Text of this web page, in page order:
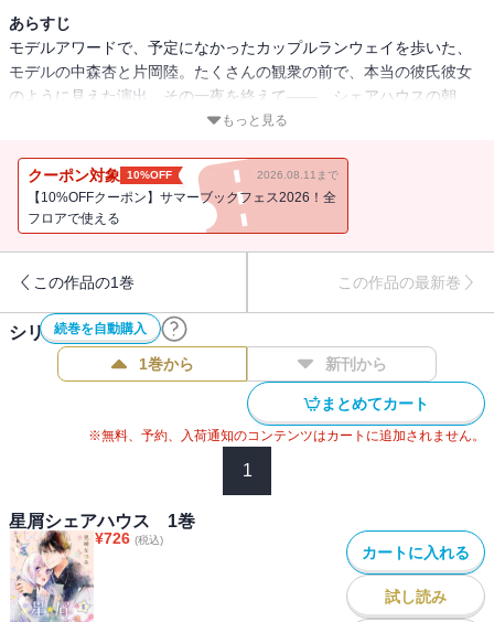
あらすじ
モデルアワードで、予定になかったカップルランウェイを歩いた、
モデルの中森杏と片岡陸。たくさんの観衆の前で、本当の彼氏彼女
のように見えた演出。その一夜を終えて――。シェアハウスの朝、
キッチンから聞こえてくる野菜を切る音、味噌汁のいい匂い。すっ
ために朝食を作った。若葉には問い詰められ、樹と草太からは冷や
かされ…。モデルアワードのことがあってから、陸はマンションで
仮住まい。そこへこっそり連れていかれた杏。このあとどうなっち
「？」でも、クラスメイトの目の前で陸に「好きだ」と言われて、
カップル成立！――謎は謎のまま、杏はラブ・イズ・ブラインド。
仕事の撮影へ行くと、海斗という同じ学校、同級生のモデルに出会
う杏。その場で、写真を撮ったのは自分だと明かされて大混乱！海
斗はすごくいい人そうなのに、なんでそんなことをしたのか。撮影
のあと、カフェで話をすると、海斗が言うには、「杏は陸に騙され
てる」らしい……。陸を疑う気持ちが拭えない杏は、このあとどう
なる!?陸のお母さんの励まし、悪いプロデューサーの登場、そしてシ
もっと見る
クーポン対象 10%OFF 2026.08.11まで
【10%OFFクーポン】サマーブックフェス2026！全
フロアで使える
この作品の1巻 この作品の最新巻
続巻を自動購入
シリーズ作品(3件)
1巻から 新刊から
まとめてカート
※無料、予約、入荷通知のコンテンツはカートに追加されません。
1
星屑シェアハウス 1巻
¥726 (税込)
カートに入れる
試し読み